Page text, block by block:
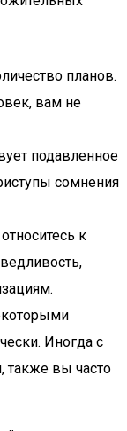
планов.
вам не
подавленное
сомнения
к
Иногда с
также вы часто